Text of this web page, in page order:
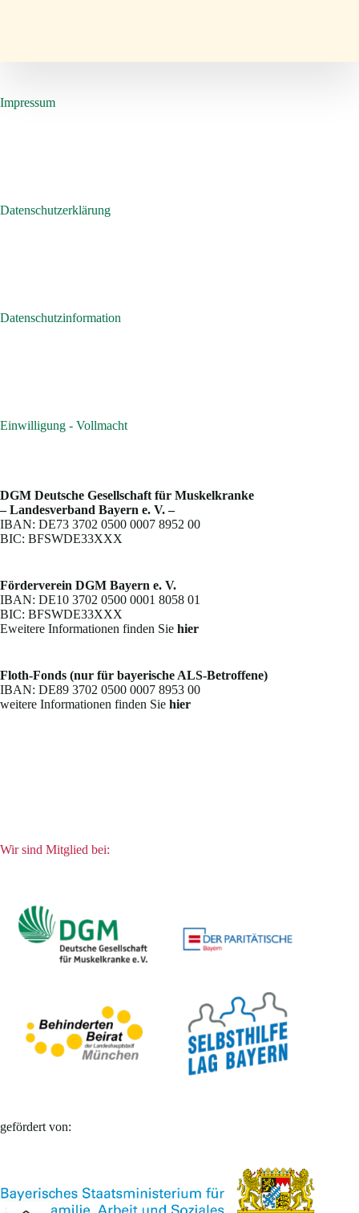
Impressum
Datenschutzerklärung
Datenschutzinformation
Einwilligung - Vollmacht
DGM Deutsche Gesellschaft für Muskelkranke
– Landesverband Bayern e. V. –
IBAN: DE73 3702 0500 0007 8952 00
BIC: BFSWDE33XXX
Förderverein DGM Bayern e. V.
IBAN: DE10 3702 0500 0001 8058 01
BIC: BFSWDE33XXX
Eweitere Informationen finden Sie hier
Floth-Fonds (nur für bayerische ALS-Betroffene)
IBAN: DE89 3702 0500 0007 8953 00
weitere Informationen finden Sie hier
Wir sind Mitglied bei:
gefördert von: